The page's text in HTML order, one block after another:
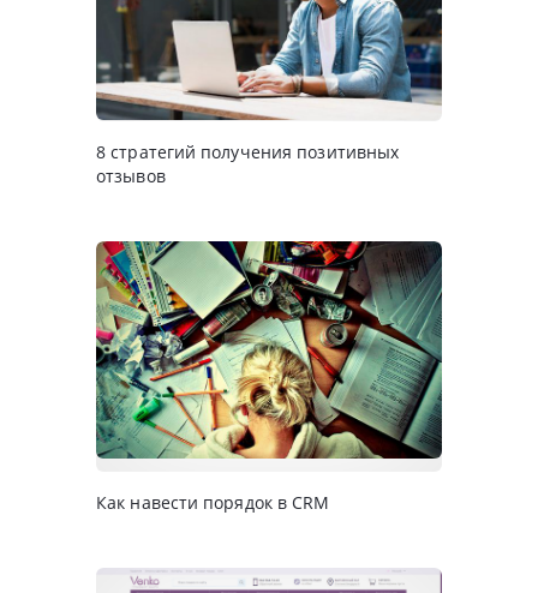
8 стратегий получения позитивных
отзывов
Как навести порядок в CRM